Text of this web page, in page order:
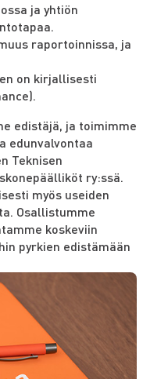
ja yhtiön
raportoinnissa, ja
on kirjallisesti
edistäjä, ja toimimme
edunvalvontaa
Teknisen
ry:ssä.
myös useiden
Osallistumme
koskeviin
pyrkien edistämään